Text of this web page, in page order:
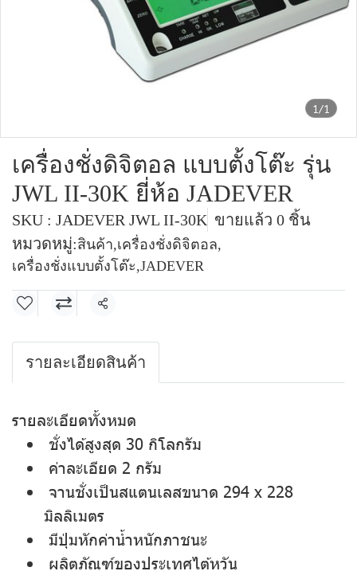
1/1
เครื่องชั่งดิจิตอล แบบตั้งโต๊ะ รุ่น
JWL II-30K ยี่ห้อ JADEVER
SKU : JADEVER JWL II-30K ขายแล้ว 0 ชิ้น
หมวดหมู่:สินค้า,เครื่องชั่งดิจิตอล,
เครื่องชั่งแบบตั้งโต๊ะ,JADEVER
แชร์
รายละเอียดสินค้า
รายละเอียดทั้งหมด
ชั่งได้สูงสุด 30 กิโลกรัม
ค่าละเอียด 2 กรัม
จานชั่งเป็นสแตนเลสขนาด 294 x 228
มิลลิเมตร
มีปุ่มหักค่าน้ำหนักภาชนะ
ผลิตภัณฑ์ของประเทศไต้หวัน